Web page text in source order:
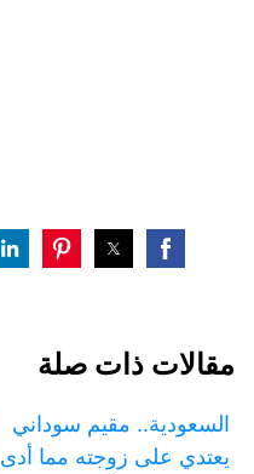
مقالات ذات صلة
السعودية.. مقيم سوداني
يعتدي على زوجته مما أدى